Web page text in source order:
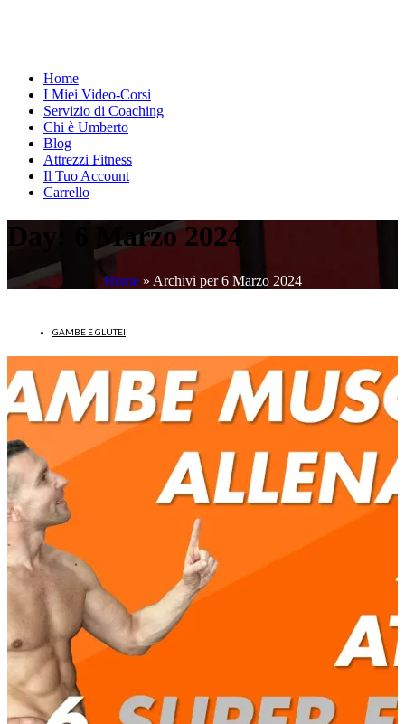
Home
I Miei Video-Corsi
Servizio di Coaching
Chi è Umberto
Blog
Attrezzi Fitness
Il Tuo Account
Carrello
Day: 6 Marzo 2024
Home» Archivi per 6 Marzo 2024
GAMBE E GLUTEI